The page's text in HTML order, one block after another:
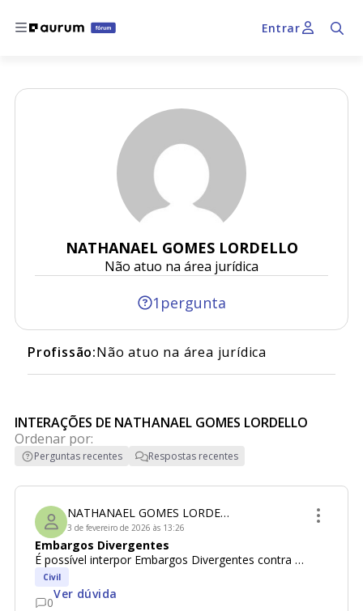
Entrar
NATHANAEL GOMES LORDELLO
Não atuo na área jurídica
1 pergunta
Profissão:Não atuo na área jurídica
INTERAÇÕES DE NATHANAEL GOMES LORDELLO
Ordenar por:
Perguntas recentes Respostas recentes
NATHANAEL GOMES LORDELLO
3 de fevereiro de 2026 às 13:26
Embargos Divergentes
É possível interpor Embargos Divergentes contra
decisão de não provimento do Agravo Interno em
Agravo de Recurso Especial, no STJ?
Civil
0
Ver dúvida